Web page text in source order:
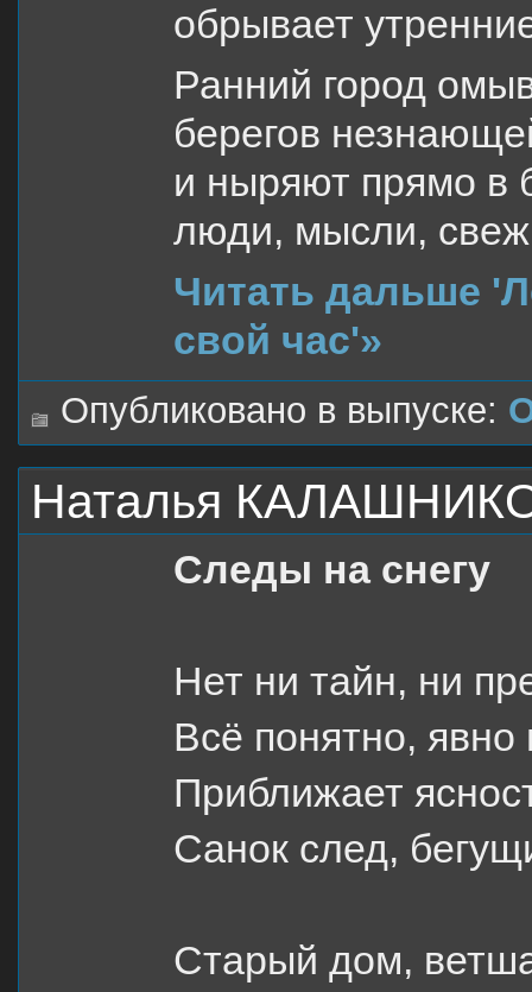
обрывает
Ранний город
берегов
и ныряют прямо в
люди, мысли,
Читать дальше
свой час'»
Опубликовано в выпуске:
Наталья
Следы на снегу
Нет ни тайн, ни
Всё понятно, явно
Приближает
Санок след,
Старый дом,